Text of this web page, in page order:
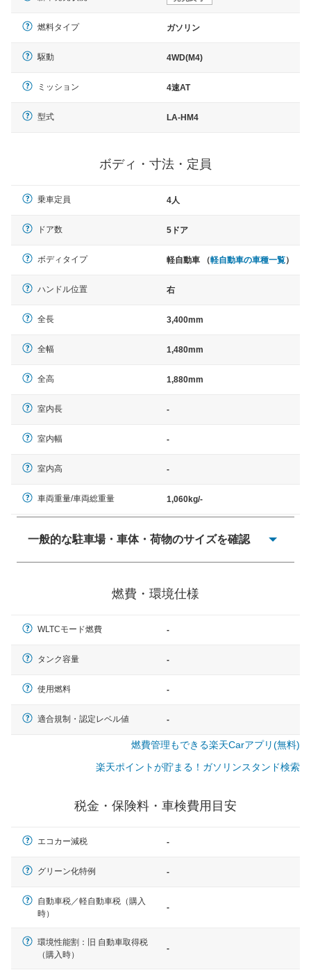
燃料タイプ ガソリン
駆動 4WD(M4)
ミッション 4速AT
型式 LA-HM4
ボディ・寸法・定員
乗車定員 4人
ドア数 5ドア
ボディタイプ 軽自動車 （軽自動車の車種一覧）
ハンドル位置 右
全長 3,400mm
全幅 1,480mm
全高 1,880mm
室内長 -
室内幅 -
室内高 -
車両重量/車両総重量 1,060kg/-
一般的な駐車場・車体・荷物のサイズを確認
× 長さ 5,000mm 車路幅 5,000mmというサイズが標準値
燃費・環境仕様
WLTCモード燃費 -
タンク容量 -
使用燃料 -
適合規制・認定レベル値 -
燃費管理もできる楽天Carアプリ(無料)
楽天ポイントが貯まる！ガソリンスタンド検索
税金・保険料・車検費用目安
エコカー減税 -
グリーン化特例 -
自動車税／軽自動車税（購入
時）
-
環境性能割：旧 自動車取得税
（購入時）
-